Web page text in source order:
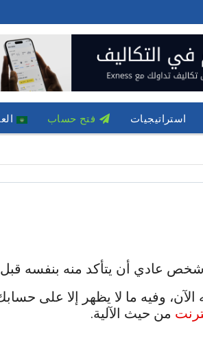
استراتيجيات فتح حساب
عادي أن يتأكد منه بنفسه قبل
وفيه ما لا يظهر إلا على
من حيث الآلية.